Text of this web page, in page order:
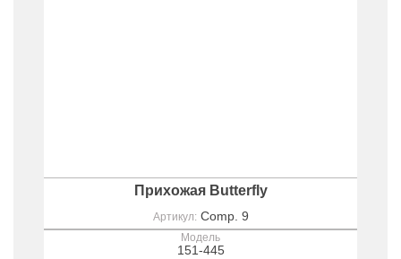
Прихожая Butterfly
Артикул: Comp. 9
Модель
151-445